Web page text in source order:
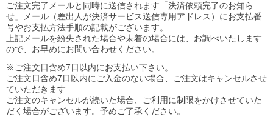
ご注文完了メールと同時に送信されます「決済依頼完了のお知ら
せ」メール（差出人が決済サービス送信専用アドレス）にお支払番
号やお支払方法手順の記載がございます。
上記メールを紛失された場合や未着の場合には、お調べいたします
ので、お早めにお問い合わせください。
※ご注文日含め7日以内にお支払い下さい。
ご注文日含め7日以内にご入金のない場合、ご注文はキャンセルさせ
ていただきます
ご注文のキャンセルが続いた場合、ご利用に制限をかけさせていた
だく場合がございます。予めご了承ください。